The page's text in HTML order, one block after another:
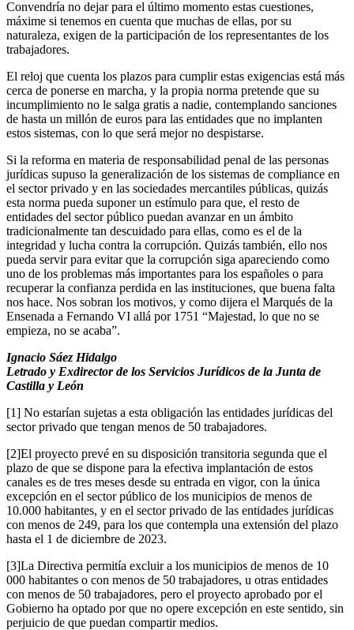
Convendría no dejar para el último momento estas cuestiones,
máxime si tenemos en cuenta que muchas de ellas, por su
naturaleza, exigen de la participación de los representantes de los
trabajadores.
El reloj que cuenta los plazos para cumplir estas exigencias está más
cerca de ponerse en marcha, y la propia norma pretende que su
incumplimiento no le salga gratis a nadie, contemplando sanciones
de hasta un millón de euros para las entidades que no implanten
estos sistemas, con lo que será mejor no despistarse.
Si la reforma en materia de responsabilidad penal de las personas
jurídicas supuso la generalización de los sistemas de compliance en
el sector privado y en las sociedades mercantiles públicas, quizás
esta norma pueda suponer un estímulo para que, el resto de
entidades del sector público puedan avanzar en un ámbito
tradicionalmente tan descuidado para ellas, como es el de la
integridad y lucha contra la corrupción. Quizás también, ello nos
pueda servir para evitar que la corrupción siga apareciendo como
uno de los problemas más importantes para los españoles o para
recuperar la confianza perdida en las instituciones, que buena falta
nos hace. Nos sobran los motivos, y como dijera el Marqués de la
Ensenada a Fernando VI allá por 1751 “Majestad, lo que no se
empieza, no se acaba”.
Ignacio Sáez Hidalgo
Letrado y Exdirector de los Servicios Jurídicos de la Junta de
Castilla y León
[1] No estarían sujetas a esta obligación las entidades jurídicas del
sector privado que tengan menos de 50 trabajadores.
[2]El proyecto prevé en su disposición transitoria segunda que el
plazo de que se dispone para la efectiva implantación de estos
canales es de tres meses desde su entrada en vigor, con la única
excepción en el sector público de los municipios de menos de
10.000 habitantes, y en el sector privado de las entidades jurídicas
con menos de 249, para los que contempla una extensión del plazo
hasta el 1 de diciembre de 2023.
[3]La Directiva permitía excluir a los municipios de menos de 10
000 habitantes o con menos de 50 trabajadores, u otras entidades
con menos de 50 trabajadores, pero el proyecto aprobado por el
Gobierno ha optado por que no opere excepción en este sentido, sin
perjuicio de que puedan compartir medios.